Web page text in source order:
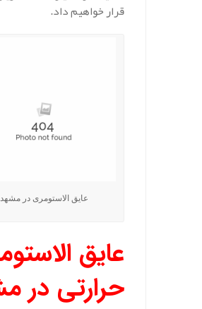
قرار خواهیم داد.
عایق الاستومری در مشهد
عایق
حرارتی در